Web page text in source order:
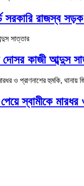
রাজস্ব সড়ক
দোসর কাজী আব্দুস
স্বামীকে